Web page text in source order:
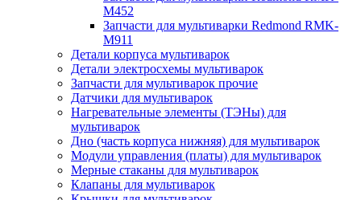
M452
Запчасти для мультиварки Redmond RMK-
M911
Детали корпуса мультиварок
Детали электросхемы мультиварок
Запчасти для мультиварок прочие
Датчики для мультиварок
Нагревательные элементы (ТЭНы) для
мультиварок
Дно (часть корпуса нижняя) для мультиварок
Модули управления (платы) для мультиварок
Мерные стаканы для мультиварок
Клапаны для мультиварок